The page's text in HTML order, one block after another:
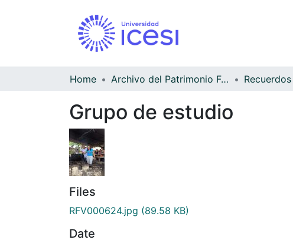
Home Archivo del Patrimonio Fotográfico y Fílmico del Valle del Cauca
Grupo de estudio
Files
RFV000624.jpg (89.58 KB)
Date